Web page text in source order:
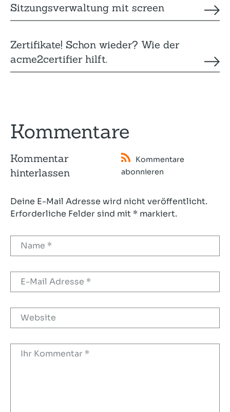
Sitzungsverwaltung mit screen
Zertifikate! Schon wieder? Wie der
acme2certifier hilft.
Kommentare
Kommentar
hinterlassen
Kommentare
abonnieren
Deine E-Mail Adresse wird nicht veröffentlicht.
Erforderliche Felder sind mit * markiert.